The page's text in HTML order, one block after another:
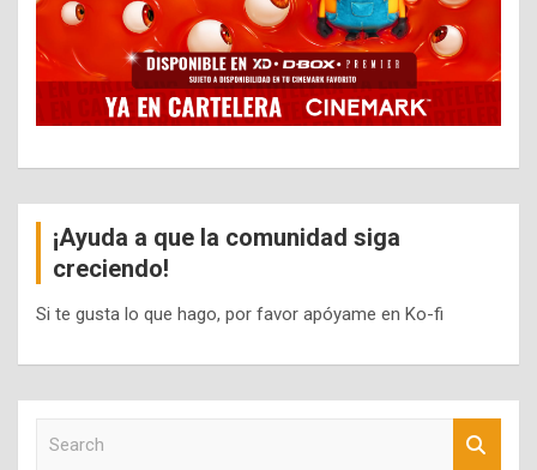
¡Ayuda a que la comunidad siga
creciendo!
Si te gusta lo que hago, por favor apóyame en Ko-fi